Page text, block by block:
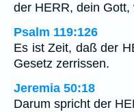
der HERR, dein Gott,
Psalm 119:126
Es ist Zeit, daß der
Gesetz zerrissen.
Jeremia 50:18
Darum spricht der